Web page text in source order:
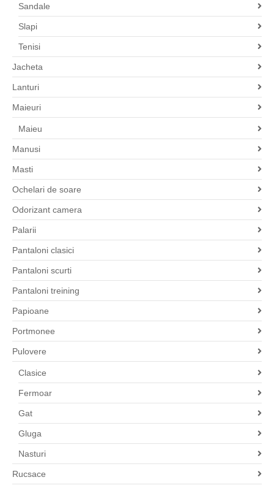
Sandale
Slapi
Tenisi
Jacheta
Lanturi
Maieuri
Maieu
Manusi
Masti
Ochelari de soare
Odorizant camera
Palarii
Pantaloni clasici
Pantaloni scurti
Pantaloni treining
Papioane
Portmonee
Pulovere
Clasice
Fermoar
Gat
Gluga
Nasturi
Rucsace